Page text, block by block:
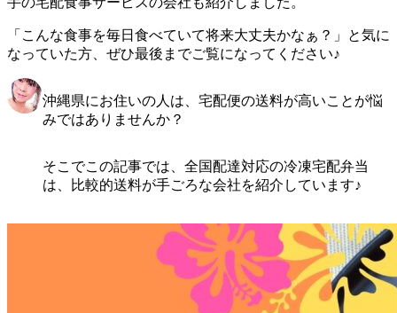
「こんな食事を毎日食べていて将来大丈夫かなぁ？」と気に
なっていた方、ぜひ最後までご覧になってください♪
沖縄県にお住いの人は、宅配便の送料が高いことが悩
みではありませんか？
そこでこの記事では、全国配達対応の冷凍宅配弁当
は、比較的送料が手ごろな会社を紹介しています♪